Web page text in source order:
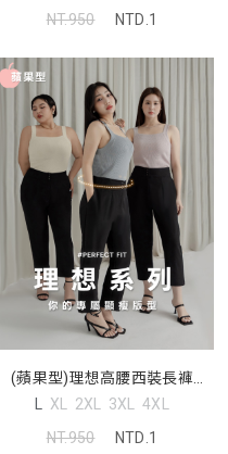
NT.950
NTD.1
(蘋果型)理想高腰西裝長褲
MISS. 中大尺碼褲子
L XL 2XL 3XL 4XL
NT.950
NTD.1